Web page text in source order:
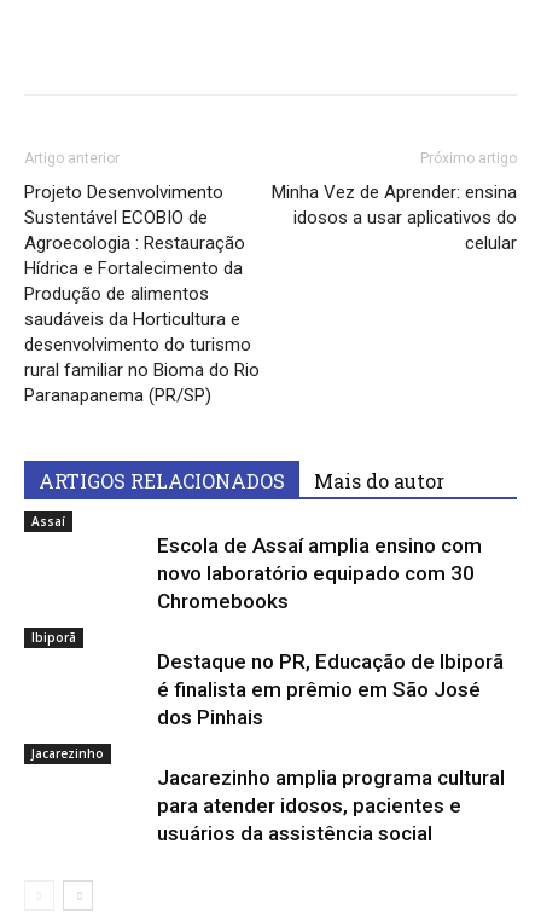
Artigo anterior
Projeto Desenvolvimento
Sustentável ECOBIO de
Agroecologia : Restauração
Hídrica e Fortalecimento da
Produção de alimentos
saudáveis da Horticultura e
desenvolvimento do turismo
rural familiar no Bioma do Rio
Paranapanema (PR/SP)
Próximo artigo
Minha Vez de Aprender: ensina
idosos a usar aplicativos do
celular
ARTIGOS RELACIONADOS Mais do autor
Assaí
Escola de Assaí amplia ensino com
novo laboratório equipado com 30
Chromebooks
Ibiporã
Destaque no PR, Educação de Ibiporã
é finalista em prêmio em São José
dos Pinhais
Jacarezinho
Jacarezinho amplia programa cultural
para atender idosos, pacientes e
usuários da assistência social